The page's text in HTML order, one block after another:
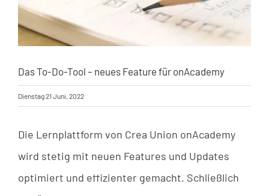
Das To-Do-Tool – neues Feature für onAcademy
Dienstag 21 Juni, 2022
Die Lernplattform von Crea Union onAcademy
wird stetig mit neuen Features und Updates
optimiert und effizienter gemacht. Schließlich